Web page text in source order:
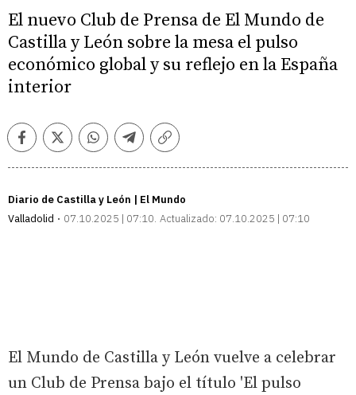
El nuevo Club de Prensa de El Mundo de
Castilla y León sobre la mesa el pulso
económico global y su reflejo en la España
interior
FacebookTwitterWhatsappTelegramCopiar
Diario de Castilla y León | El Mundo
Valladolid
07.10.2025 | 07:10 Actualizado: 07.10.2025 | 07:10
El Mundo de Castilla y León vuelve a celebrar
un Club de Prensa bajo el título 'El pulso